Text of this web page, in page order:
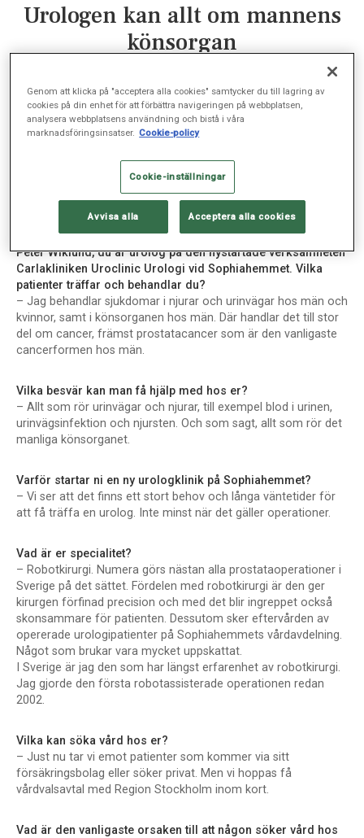
Urologen kan allt om mannens
könsorgan
urolog, som är specialist på besvär som rör njurar,
urinvägar och det manliga könsorganet.
Peter Wiklund, du är urolog på den nystartade verksamheten
Carlakliniken Uroclinic Urologi vid Sophiahemmet. Vilka
patienter träffar och behandlar du?
– Jag behandlar sjukdomar i njurar och urinvägar hos män och
kvinnor, samt i könsorganen hos män. Där handlar det till stor
del om cancer, främst prostatacancer som är den vanligaste
cancerformen hos män.
Vilka besvär kan man få hjälp med hos er?
– Allt som rör urinvägar och njurar, till exempel blod i urinen,
urinvägsinfektion och njursten. Och som sagt, allt som rör det
manliga könsorganet.
Varför startar ni en ny urologklinik på Sophiahemmet?
– Vi ser att det finns ett stort behov och långa väntetider för
att få träffa en urolog. Inte minst när det gäller operationer.
Vad är er specialitet?
– Robotkirurgi. Numera görs nästan alla prostataoperationer i
Sverige på det sättet. Fördelen med robotkirurgi är den ger
kirurgen förfinad precision och med det blir ingreppet också
skonsammare för patienten. Dessutom sker eftervården av
opererade urologipatienter på Sophiahemmets vårdavdelning.
Något som brukar vara mycket uppskattat.
I Sverige är jag den som har längst erfarenhet av robotkirurgi.
Jag gjorde den första robotassisterade operationen redan
2002.
Vilka kan söka vård hos er?
– Just nu tar vi emot patienter som kommer via sitt
försäkringsbolag eller söker privat. Men vi hoppas få
vårdvalsavtal med Region Stockholm inom kort.
Vad är den vanligaste orsaken till att någon söker vård hos
Genom att klicka på "acceptera alla cookies" samtycker du till lagring av
cookies på din enhet för att förbättra navigeringen på webbplatsen,
analysera webbplatsens användning och bistå i våra
marknadsföringsinsatser. Cookie-policy
Cookie-inställningar
Avvisa alla Acceptera alla cookies